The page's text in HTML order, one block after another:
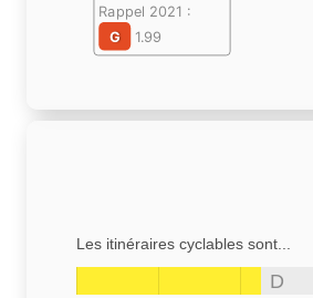
Rappel 2021 :
G
1.99
Les itinéraires cyclables sont...
D